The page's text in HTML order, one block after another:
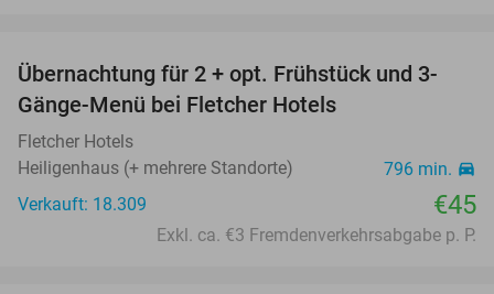
Übernachtung für 2 + opt. Frühstück und 3-
Gänge-Menü bei Fletcher Hotels
Fletcher Hotels
Heiligenhaus (+ mehrere Standorte)
796 min. directions_car
Verkauft: 18.309 €45
Exkl. ca. €3 Fremdenverkehrsabgabe p. P.